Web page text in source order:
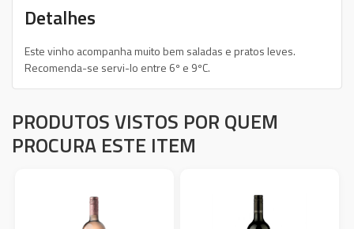
Detalhes
Este vinho acompanha muito bem saladas e pratos leves.
Recomenda-se servi-lo entre 6º e 9ºC.
PRODUTOS VISTOS POR QUEM
PROCURA ESTE ITEM